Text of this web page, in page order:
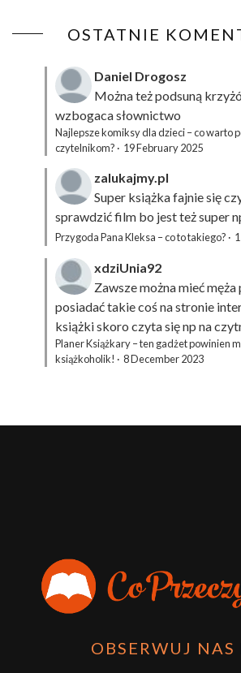
OSTATNIE
Daniel Drogosz
Można też podsuną
wzbogaca słownictwo
Najlepsze komiksy dla dzieci – co warto
czytelnikom? · 19 February 2025
zalukajmy.pl
Super książka fajnie się
sprawdzić film bo jest też super
Przygoda Pana Kleksa – co to takiego? ·
xdziUnia92
Zawsze można mieć
posiadać takie coś na stronie
książki skoro czyta się np na
Planer Książkary – ten gadżet powinien
książkoholik! · 8 December 2023
OBSERWUJ NAS